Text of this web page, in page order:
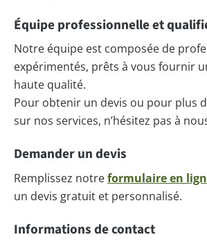
Équipe professionnelle et
Notre équipe est composée de
expérimentés, prêts à vous fournir
haute qualité.
Pour obtenir un devis ou pour plus
sur nos services, n’hésitez pas à
Demander un devis
Remplissez notreformulaire en
un devis gratuit et personnalisé.
Informations de contact